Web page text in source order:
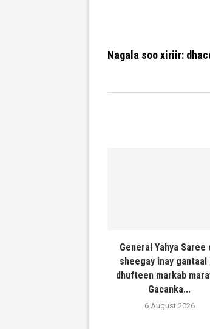
Nagala soo xiriir:
General Yahya Saree
sheegay inay gantaal
dhufteen markab
Gacanka...
6 August 2026